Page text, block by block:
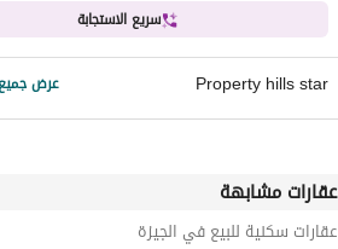
سريع الاستجابة
Property hills star عرض جميع
عقارات مشابهة
عقارات سكنية للبيع في الجيزة